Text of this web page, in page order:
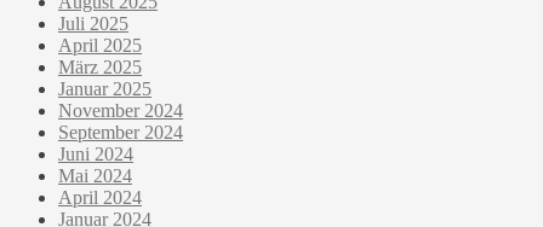
Juli 2025
April 2025
März 2025
Januar 2025
November 2024
September 2024
Juni 2024
Mai 2024
April 2024
Januar 2024